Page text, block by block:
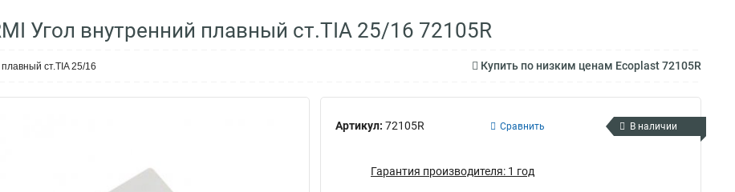
Угол внутренний плавный ст.TIA 25/16 72105R
ст.TIA 25/16 Купить по низким ценам Ecoplast 72105R
Артикул: 72105R Сравнить В наличии
Гарантия производителя: 1 год